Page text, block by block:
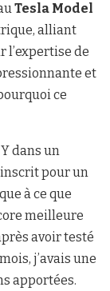
Tesla Model
alliant
l’expertise de
et
ce
dans un
pour un
à ce que
meilleure
avoir testé
j’avais une
apportées.